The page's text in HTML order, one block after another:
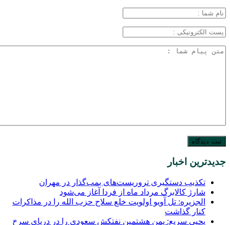
جدیدترین اخبار
تکذیب دستگیری تروریست‌های بمب‌گذار در مهران
شارژ کالابرگ مرداد ماه از فردا آغاز می‌شود
الجزیره: تل آویو اولویت خلع سلاح حزب الله را در مذاکرات
کنار گذاشت
یحیی سریع: یمن هشتمین نفتکش سعودی را در دریای سرخ